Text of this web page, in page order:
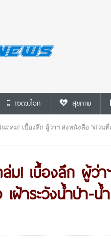
แวดวงไอที สุขภาพ
ถล่ม! เบื้องลึก ผู้ว่าฯ ส่งหนังสือ “ด่วน
ม! เบื้องลึก ผู้ว่
ฝ้าระวังน้ำป่า-น้